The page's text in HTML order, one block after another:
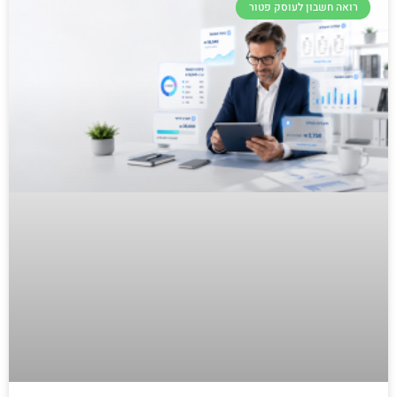
רואה חשבון לעוסק פטור